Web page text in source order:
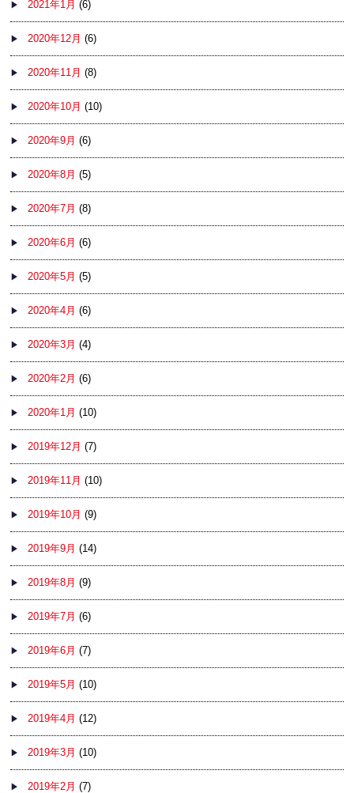
2021年1月 (6)
2020年12月 (6)
2020年11月 (8)
2020年10月 (10)
2020年9月 (6)
2020年8月 (5)
2020年7月 (8)
2020年6月 (6)
2020年5月 (5)
2020年4月 (6)
2020年3月 (4)
2020年2月 (6)
2020年1月 (10)
2019年12月 (7)
2019年11月 (10)
2019年10月 (9)
2019年9月 (14)
2019年8月 (9)
2019年7月 (6)
2019年6月 (7)
2019年5月 (10)
2019年4月 (12)
2019年3月 (10)
2019年2月 (7)